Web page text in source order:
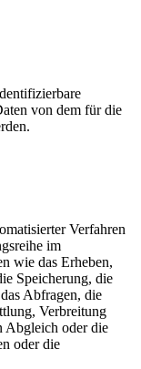
von dem für die
Verfahren
im
wie das Erheben,
Speicherung, die
Abfragen, die
Verbreitung
Abgleich oder die
oder die